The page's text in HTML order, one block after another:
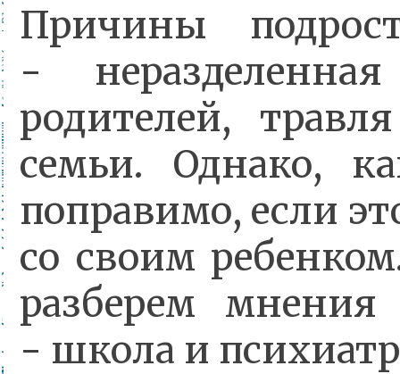
Причины
-
родителей,
семьи. Однако,
поправимо, если
со своим
разберем
- школа и